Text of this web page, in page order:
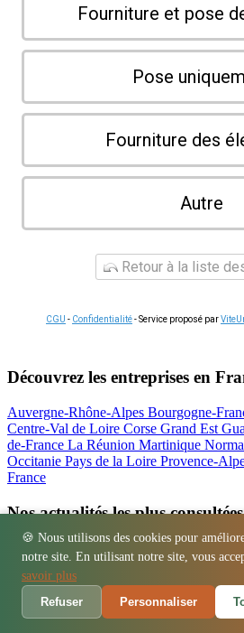
🍪 Nous utilisons des cookies pour
notre site. En utilisant notre site, vous
savoir plus
Refuser
Personnaliser
Fourniture et pose
Pose
Fourniture des
Autre
Retour à la liste
CGU - Confidentialité- Service proposé par
Découvrez les entreprises en
Auvergne-Rhône-Alpes Bourgogne-
Centre-Val de Loire Corse Grand Est
de-France La Réunion Martinique
Occitanie Pays de la Loire Provence-
France
Nos actualités les plus consultées
Location bétonnière : guide complet et
Régions - Départements - Villes -
Espace presse
© 2026 Atelier La Boiserie. Tous droits